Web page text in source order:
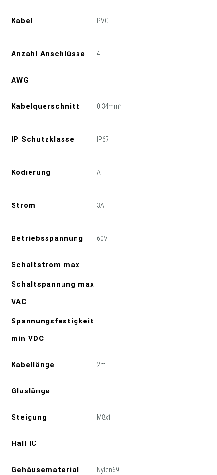
Kabel PVC
Anzahl Anschlüsse 4
AWG
Kabelquerschnitt 0.34mm²
IP Schutzklasse IP67
Kodierung A
Strom 3A
Betriebsspannung 60V
Schaltstrom max
Schaltspannung max
VAC
Spannungsfestigkeit
min VDC
Kabellänge 2m
Glaslänge
Steigung M8x1
Hall IC
Gehäusematerial Nylon69